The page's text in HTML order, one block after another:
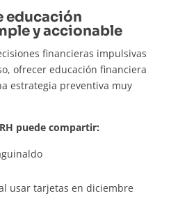
educación
y accionable
financieras impulsivas
ofrecer educación financiera
estrategia preventiva muy
puede compartir:
usar tarjetas en diciembre